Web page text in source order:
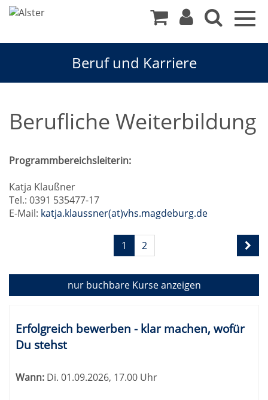
Beruf und Karriere
Berufliche Weiterbildung
Programmbereichsleiterin:
Katja Klaußner
Tel.: 0391 535477-17
E-Mail: katja.klaussner(at)vhs.magdeburg.de
1 2
nur buchbareKurse anzeigen
Tabellenüberschriften
können
sortiert
Erfolgreich bewerben - klar machen, wofür
Du stehst
Wann: Di. 01.09.2026, 17.00 Uhr